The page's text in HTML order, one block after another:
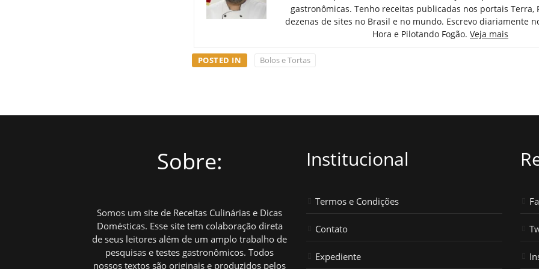
gastronômicas. Tenho receitas publicadas nos portais Terra,
dezenas de sites no Brasil e no mundo. Escrevo diariamente
Hora e Pilotando Fogão. Veja mais
POSTED IN Bolos e Tortas
Sobre:
Somos um site de Receitas Culinárias e Dicas
Domésticas. Esse site tem colaboração direta
de seus leitores além de um amplo trabalho de
pesquisas e testes gastronômicos. Todos
nossos textos são originais e produzidos pelos
Institucional
Termos e Condições
Contato
Expediente